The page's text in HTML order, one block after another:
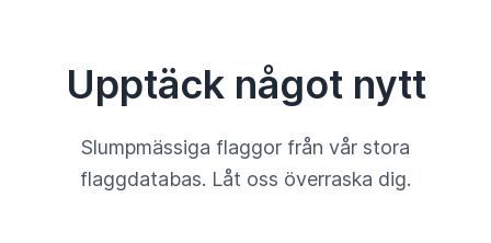
Upptäck något nytt
Slumpmässiga flaggor från vår stora
flaggdatabas. Låt oss överraska dig.